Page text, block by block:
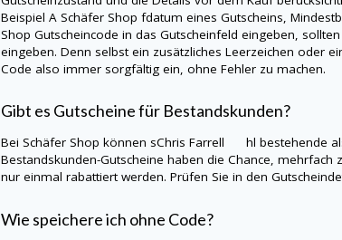
Beispiel ASchäfer Shopfdatum eines Gutscheins,
ShopGutscheincode in das Gutscheinfeld eingeben,
eingeben. Denn selbst ein zusätzliches Leerzeichen oder
Code also immer sorgfältig ein, ohne Fehler zu machen.
Gibt es Gutscheine für Bestandskunden?
BeiSchäfer Shopkönnen sChris Farrell hl bestehende
Bestandskunden-Gutscheine haben die Chance,
nur einmal rabattiert werden. Prüfen Sie in den
Wie speichere ich ohne Code?